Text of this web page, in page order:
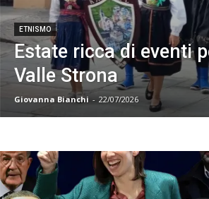
ETNISMO
Estate ricca di eventi
Valle Strona
Giovanna Bianchi - 22/07/2026